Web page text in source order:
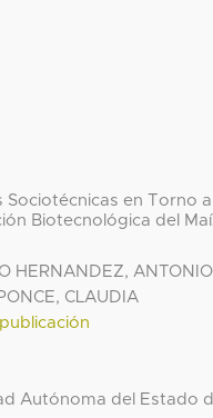
Sociotécnicas en Torno
Biotecnológica del
HERNANDEZ, ANTONIO
CLAUDIA
Autónoma del Estado